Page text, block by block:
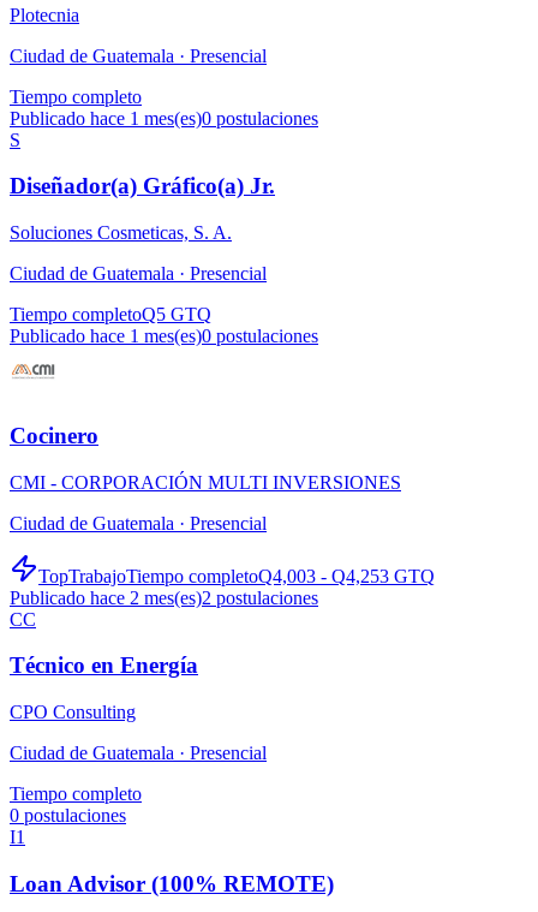
Plotecnia
Ciudad de Guatemala · Presencial
Tiempo completo
Publicado hace 1 mes(es)0 postulaciones
S
Diseñador(a) Gráfico(a) Jr.
Soluciones Cosmeticas, S. A.
Ciudad de Guatemala · Presencial
Tiempo completoQ5 GTQ
Publicado hace 1 mes(es)0 postulaciones
Cocinero
CMI - CORPORACIÓN MULTI INVERSIONES
Ciudad de Guatemala · Presencial
TopTrabajoTiempo completoQ4,003 - Q4,253 GTQ
Publicado hace 2 mes(es)2 postulaciones
CC
Técnico en Energía
CPO Consulting
Ciudad de Guatemala · Presencial
Tiempo completo
0 postulaciones
I1
Loan Advisor (100% REMOTE)